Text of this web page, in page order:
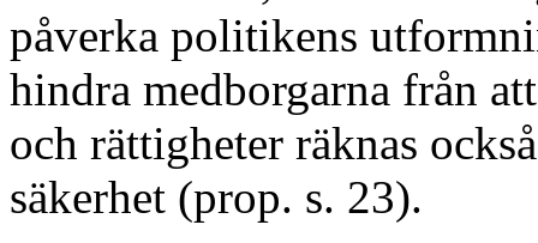
påverka politikens
hindra medborgarna från
och rättigheter räknas
säkerhet (prop. s. 23).